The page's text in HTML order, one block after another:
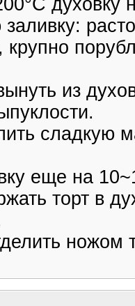
из
сладкую
еще на
торт в
ножом